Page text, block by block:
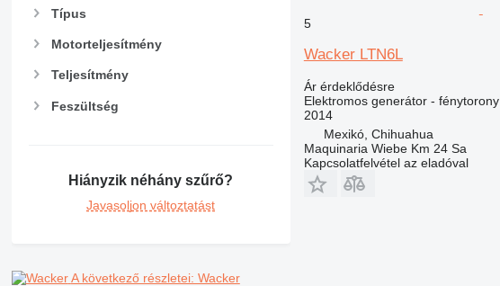
Típus
Motorteljesítmény
Teljesítmény
Feszültség
Hiányzik néhány szűrő?
Javasoljon változtatást
A következő részletei: Wacker
5
Wacker LTN6L
Ár érdeklődésre
Elektromos generátor - fénytorony
2014
Mexikó, Chihuahua
Maquinaria Wiebe Km 24 Sa
Kapcsolatfelvétel az eladóval